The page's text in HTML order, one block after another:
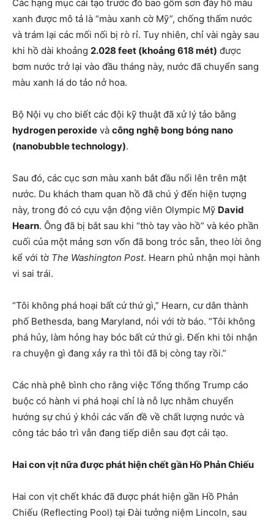
Các hạng mục cải tạo trước đó bao gồm sơn đáy hồ màu
xanh được mô tả là “màu xanh cờ Mỹ”, chống thấm nước
và trám lại các mối nối bị rò rỉ. Tuy nhiên, chỉ vài ngày sau
khi hồ dài khoảng 2.028 feet (khoảng 618 mét) được
bơm nước trở lại vào đầu tháng này, nước đã chuyển sang
màu xanh lá do tảo nở hoa.
Bộ Nội vụ cho biết các đội kỹ thuật đã xử lý tảo bằng
hydrogen peroxide và công nghệ bong bóng nano
(nanobubble technology).
Sau đó, các cục sơn màu xanh bắt đầu nổi lên trên mặt
nước. Du khách tham quan hồ đã chú ý đến hiện tượng
này, trong đó có cựu vận động viên Olympic Mỹ David
Hearn. Ông đã bị bắt sau khi “thò tay vào hồ” và kéo phần
cuối của một mảng sơn vốn đã bong tróc sẵn, theo lời ông
kể với tờ The Washington Post. Hearn phủ nhận mọi hành
vi sai trái.
“Tôi không phá hoại bất cứ thứ gì,” Hearn, cư dân thành
phố Bethesda, bang Maryland, nói với tờ báo. “Tôi không
phá hủy, làm hỏng hay bóc bất cứ thứ gì. Đến khi tôi nhận
ra chuyện gì đang xảy ra thì tôi đã bị còng tay rồi.”
Các nhà phê bình cho rằng việc Tổng thống Trump cáo
buộc có hành vi phá hoại chỉ là nỗ lực nhằm chuyển
hướng sự chú ý khỏi các vấn đề về chất lượng nước và
công tác bảo trì vẫn đang tiếp diễn sau đợt cải tạo.
Hai con vịt nữa được phát hiện chết gần Hồ Phản Chiếu
Hai con vịt chết khác đã được phát hiện gần Hồ Phản
Chiếu (Reflecting Pool) tại Đài tưởng niệm Lincoln, sau